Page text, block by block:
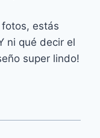
estás
ni qué decir el
super lindo!